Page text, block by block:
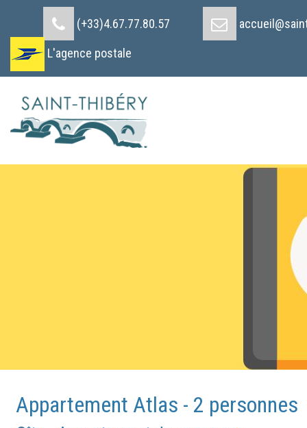
(+33)4.67.77.80.57
L'agence postale
Appartement Atlas - 2 personnes
Cookies management panel